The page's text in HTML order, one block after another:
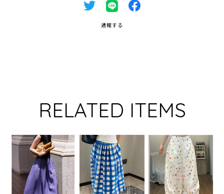
通報する
RELATED ITEMS